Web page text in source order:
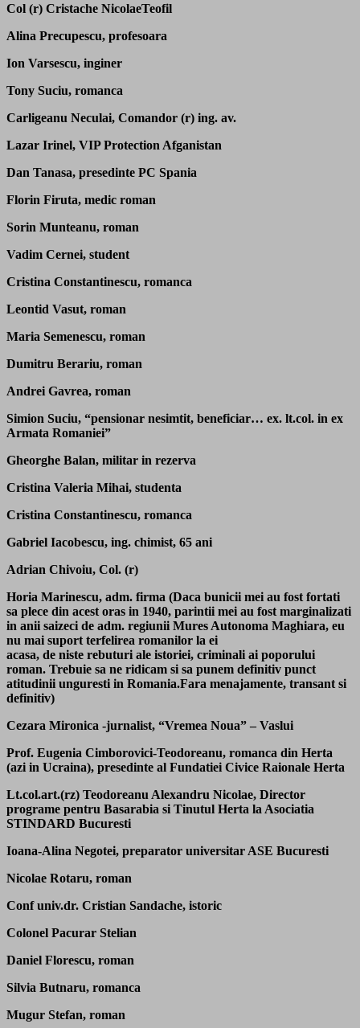
Col (r) Cristache NicolaeTeofil
Alina Precupescu, profesoara
Ion Varsescu, inginer
Tony Suciu, romanca
Carligeanu Neculai, Comandor (r) ing. av.
Lazar Irinel, VIP Protection Afganistan
Dan Tanasa, presedinte PC Spania
Florin Firuta, medic roman
Sorin Munteanu, roman
Vadim Cernei, student
Cristina Constantinescu, romanca
Leontid Vasut, roman
Maria Semenescu, roman
Dumitru Berariu, roman
Andrei Gavrea, roman
Simion Suciu, “pensionar nesimtit, beneficiar… ex. lt.col. in ex
Armata Romaniei”
Gheorghe Balan, militar in rezerva
Cristina Valeria Mihai, studenta
Cristina Constantinescu, romanca
Gabriel Iacobescu, ing. chimist, 65 ani
Adrian Chivoiu, Col. (r)
Horia Marinescu, adm. firma (Daca bunicii mei au fost fortati
sa plece din acest oras in 1940, parintii mei au fost marginalizati
in anii saizeci de adm. regiunii Mures Autonoma Maghiara, eu
nu mai suport terfelirea romanilor la ei
acasa, de niste rebuturi ale istoriei, criminali ai poporului
roman. Trebuie sa ne ridicam si sa punem definitiv punct
atitudinii unguresti in Romania.Fara menajamente, transant si
definitiv)
Cezara Mironica -jurnalist, “Vremea Noua” – Vaslui
Prof. Eugenia Cimborovici-Teodoreanu, romanca din Herta
(azi in Ucraina), presedinte al Fundatiei Civice Raionale Herta
Lt.col.art.(rz) Teodoreanu Alexandru Nicolae, Director
programe pentru Basarabia si Tinutul Herta la Asociatia
STINDARD Bucuresti
Ioana-Alina Negotei, preparator universitar ASE Bucuresti
Nicolae Rotaru, roman
Conf univ.dr. Cristian Sandache, istoric
Colonel Pacurar Stelian
Daniel Florescu, roman
Silvia Butnaru, romanca
Mugur Stefan, roman